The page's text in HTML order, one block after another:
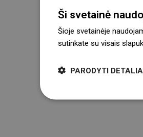
Ši svetainė
Šioje svetainėje
sutinkate su visais
PARODYTI